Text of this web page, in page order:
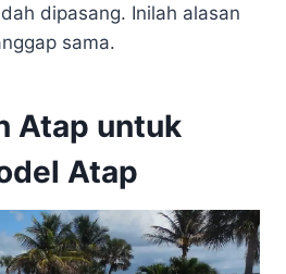
dipasang. Inilah alasan
sama.
Atap untuk
Atap